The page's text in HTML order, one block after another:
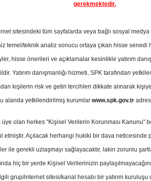
Deniz Yatırım Rapor Detay
Şirket Haberleri
Aralık 2025
gerekmektedir.
sitesindeki tüm sayfalarda veya bağlı sosyal
temel/teknik analiz sonucu ortaya çıkan hisse senedi
hisse önerileri ve açıklamalar kesinlikle yatırım
Yatırım danışmanlığı hizmeti, SPK tarafından
kişilerin risk ve getiri tercihleri dikkate alınarak
alanda yetkilendirilmiş kurumlar www.spk.gov.tr
üye olan herkes "Kişisel Verilerin Korunması Kanunu"
etmiştir. Açılacak herhangi hukiki bir dava neticesinde
ile gerekli uzlaşmayı sağlayacaktır, lakin zorunlu
hiç bir yerde Kişisel Verilerinizin
İlgili grup/internet sitesi/kanal hesabı bir yatırım